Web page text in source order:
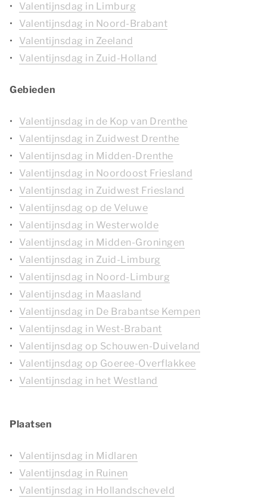
Valentijnsdag in Limburg
Valentijnsdag in Noord-Brabant
Valentijnsdag in Zeeland
Valentijnsdag in Zuid-Holland
Gebieden
Valentijnsdag in de Kop van Drenthe
Valentijnsdag in Zuidwest Drenthe
Valentijnsdag in Midden-Drenthe
Valentijnsdag in Noordoost Friesland
Valentijnsdag in Zuidwest Friesland
Valentijnsdag op de Veluwe
Valentijnsdag in Westerwolde
Valentijnsdag in Midden-Groningen
Valentijnsdag in Zuid-Limburg
Valentijnsdag in Noord-Limburg
Valentijnsdag in Maasland
Valentijnsdag in De Brabantse Kempen
Valentijnsdag in West-Brabant
Valentijnsdag op Schouwen-Duiveland
Valentijnsdag op Goeree-Overflakkee
Valentijnsdag in het Westland
Plaatsen
Valentijnsdag in Midlaren
Valentijnsdag in Ruinen
Valentijnsdag in Hollandscheveld